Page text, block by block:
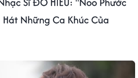
Những Ca Khúc Của